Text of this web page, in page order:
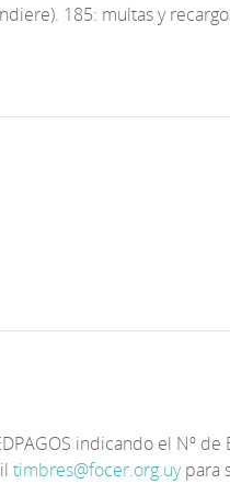
185: multas y
indicando el Nº
timbres@focer.org.uypara